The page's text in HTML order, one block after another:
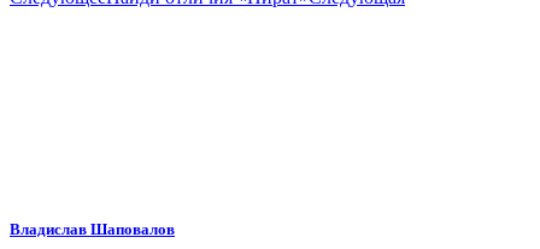
Владислав Шаповалов